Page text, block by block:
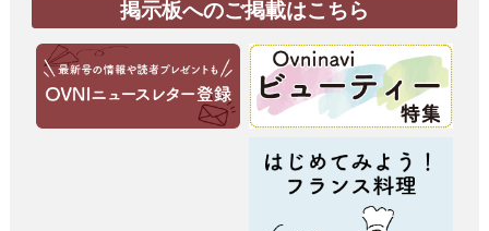
掲示板へのご掲載はこちら